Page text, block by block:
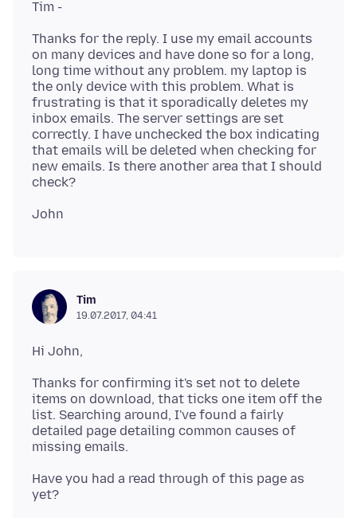
Thanks for the reply. I use my email accounts
on many devices and have done so for a long,
long time without any problem. my laptop is
the only device with this problem. What is
frustrating is that it sporadically deletes my
inbox emails. The server settings are set
correctly. I have unchecked the box indicating
that emails will be deleted when checking for
new emails. Is there another area that I should
Tim
19.07.2017, 04:41
Thanks for confirming it's set not to delete
items on download, that ticks one item off the
list. Searching around, I've found a fairly
detailed page detailing common causes of
Have you had a read through of this page as